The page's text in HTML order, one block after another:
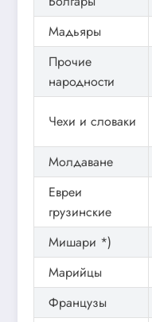
Мадьяры
Прочие
народности
Чехи и словаки
Молдаване
Евреи
грузинские
Мишари *)
Марийцы
Французы